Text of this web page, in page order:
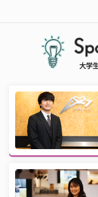
大学